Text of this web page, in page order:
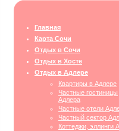
Главная
Карта Сочи
Отдых в Сочи
Отдых в Хосте
Отдых в Адлере
Квартиры в Адлере
Частные гостиницы
Адлера
Частные отели
Частный сектор
Коттеджи, эллинги